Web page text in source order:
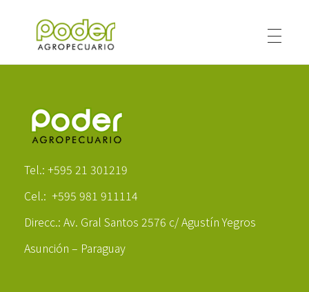
Tel.: +595 21 301219
Cel.: +595 981 911114
Direcc.: Av. Gral Santos 2576 c/ Agustín Yegros
Asunción – Paraguay